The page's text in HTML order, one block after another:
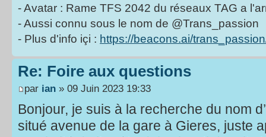
- Avatar : Rame TFS 2042 du réseaux TAG a
- Aussi connu sous le nom de @Trans_passion
- Plus d'info içi : https://beacons.ai/
Re: Foire aux questions
par ian » 09 Juin 2023 19:33
Bonjour, je suis à la recherche du nom
situé avenue de la gare à Gieres, juste